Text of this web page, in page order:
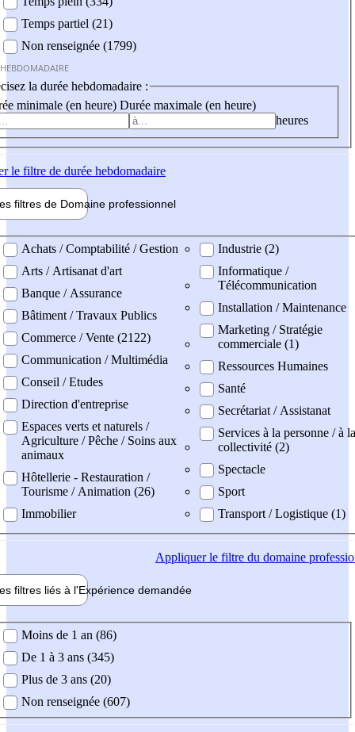
Temps partiel (21)
Non renseignée (1799)
la durée hebdomadaire :
minimale (en heure) Durée maximale (en heure)
heures
le filtre de durée hebdomadaire
filtres de Domaine professionnel
professionel
Achats / Comptabilité / Gestion
Arts / Artisanat d'art
Banque / Assurance
Bâtiment / Travaux Publics
Commerce / Vente (2122)
Communication / Multimédia
Conseil / Etudes
Direction d'entreprise
Espaces verts et naturels /
Agriculture / Pêche / Soins aux
animaux
Hôtellerie - Restauration /
Tourisme / Animation (26)
Immobilier
Industrie (2)
Informatique /
Télécommunication
Installation / Maintenance
Marketing / Stratégie
commerciale (1)
Ressources Humaines
Santé
Secrétariat / Assistanat
Services à la personne / à la
collectivité (2)
Spectacle
Sport
Transport / Logistique (1)
Appliquerle filtre du domaine
filtres liés à l'Expérience demandée
demandée
Moins de 1 an (86)
De 1 à 3 ans (345)
Plus de 3 ans (20)
Non renseignée (607)